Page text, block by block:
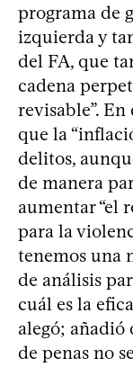
programa de
izquierda y
del FA, que
cadena
revisable”.
que la
delitos,
de manera
aumentar “el
para la
tenemos una
de análisis
cuál es la
alegó; añadió
de penas no